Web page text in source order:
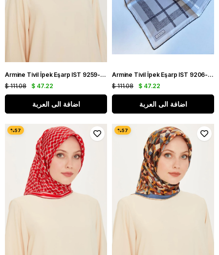
Armine Tivil İpek Eşarp IST 9259-02 Bordo Karışık Desen
$ 47.22
$ 111.08
اضافة الى العربة
Armine Tivil İpek Eşarp IST 9206-05 Gri Karışık Desen
$ 47.22
$ 111.08
اضافة الى العربة